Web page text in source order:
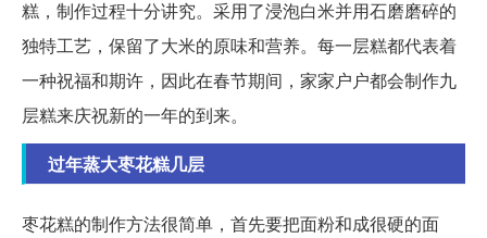
糕，制作过程十分讲究。采用了浸泡白米并用石磨磨碎的
独特工艺，保留了大米的原味和营养。每一层糕都代表着
一种祝福和期许，因此在春节期间，家家户户都会制作九
层糕来庆祝新的一年的到来。
过年蒸大枣花糕几层
枣花糕的制作方法很简单，首先要把面粉和成很硬的面